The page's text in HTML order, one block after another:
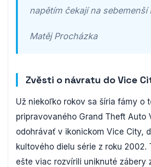
napětím čekají na sebemenší
Matěj Procházka
Zvěsti o návratu do Vice
Už niekoľko rokov sa šíria fámy o
pripravovaného Grand Theft Auto
odohrávať v ikonickom Vice City,
kultového dielu série z roku 2002.
ešte viac rozvírili uniknuté zábery